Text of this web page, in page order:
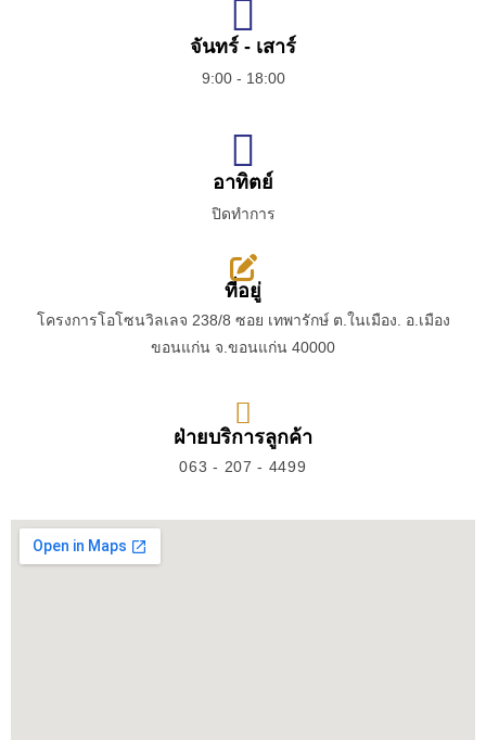
จันทร์ - เสาร์
9:00 - 18:00
อาทิตย์
ปิดทำการ
ที่อยู่
โครงการโอโซนวิลเลจ 238/8 ซอย เทพารักษ์ ต.ในเมือง. อ.เมือง
ขอนแก่น จ.ขอนแก่น 40000
ฝ่ายบริการลูกค้า
063 - 207 - 4499